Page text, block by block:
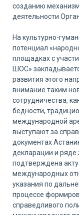
созданию
деятельности
На культурно-
потенциал
площадках с
ШОС»
развития этого
внимание таким
сотрудничества,
бедности,
международной
выступают за
документах
декларации и ряде
подтверждена
международных
указания по
процессе
справедливого